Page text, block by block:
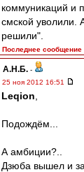
коммуникаций и
смской уволили.
решили".
Последнее сообщение
А.Н.Б. -
25 ноя 2012 16:51
Leqion
Подождём...
А амбиции?..
Дзюба вышел и